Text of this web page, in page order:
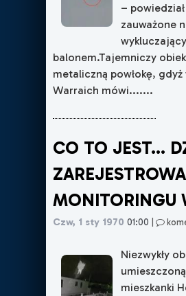
–
zauważone
balonem.Tajemniczy
metaliczną powłokę,
Warraich mówi.......
CO TO JEST...
MONITORINGU
Czw, 1 sty 1970 01:00 |
Niezwykły
mieszkanki